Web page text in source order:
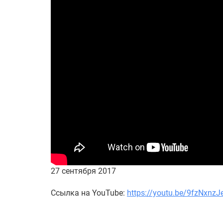
27 сентября 2017
Ссылка на YouTube: https://youtu.be/